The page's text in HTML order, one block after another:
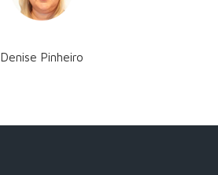
Denise Pinheiro